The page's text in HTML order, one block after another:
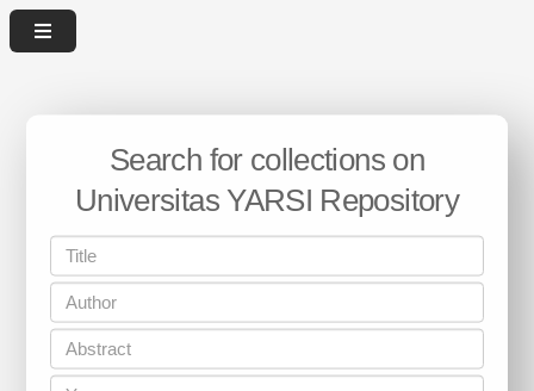
Search for collections on
Universitas YARSI Repository